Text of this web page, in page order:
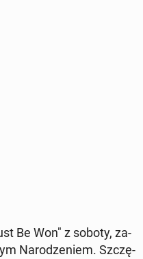
Be Won" z soboty, za­
Na­ro­dze­niem. Szczę­